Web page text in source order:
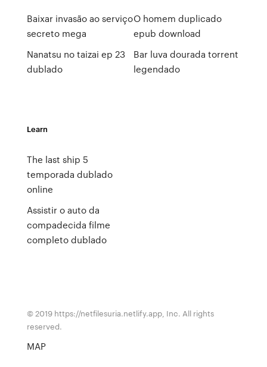
Baixar invasão ao serviço
secreto mega
Nanatsu no taizai ep 23
dublado
O homem duplicado
epub download
Bar luva dourada torrent
legendado
Learn
The last ship 5
temporada dublado
online
Assistir o auto da
compadecida filme
completo dublado
© 2019 https://netfilesuria.netlify.app, Inc. All rights
reserved.
MAP